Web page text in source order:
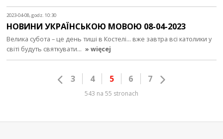
2023-04-08, godz. 10:30
НОВИНИ УКРАЇНСЬКОЮ МОВОЮ 08-04-2023
Велика субота – це день тиші в Костелі... вже завтра всі католики у
світі будуть святкувати… » więcej
3 4 5 6 7
543 na 55 stronach